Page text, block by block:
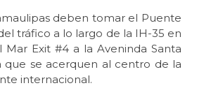
deben tomar el Puente
tráfico a lo largo de la IH-35 en
Mar Exit #4 a la Aveninda Santa
que se acerquen al centro de la
internacional.